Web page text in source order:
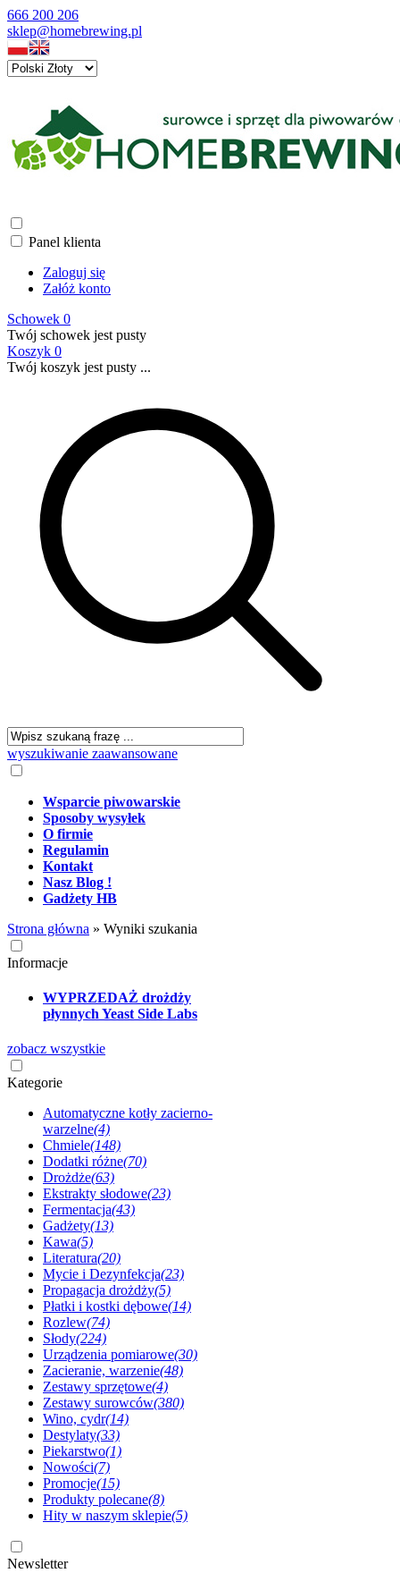
666 200 206
sklep@homebrewing.pl
Panel klienta
Zaloguj się
Załóż konto
Schowek 0
Twój schowek jest pusty
Koszyk 0
Twój koszyk jest pusty ...
wyszukiwanie zaawansowane
Wsparcie piwowarskie
Sposoby wysyłek
O firmie
Regulamin
Kontakt
Nasz Blog !
Gadżety HB
Strona główna » Wyniki szukania
Informacje
WYPRZEDAŻ drożdży
płynnych Yeast Side Labs
zobacz wszystkie
Kategorie
Automatyczne kotły zacierno-
warzelne(4)
Chmiele(148)
Dodatki różne(70)
Drożdże(63)
Ekstrakty słodowe(23)
Fermentacja(43)
Gadżety(13)
Kawa(5)
Literatura(20)
Mycie i Dezynfekcja(23)
Propagacja drożdży(5)
Płatki i kostki dębowe(14)
Rozlew(74)
Słody(224)
Urządzenia pomiarowe(30)
Zacieranie, warzenie(48)
Zestawy sprzętowe(4)
Zestawy surowców(380)
Wino, cydr(14)
Destylaty(33)
Piekarstwo(1)
Nowości(7)
Promocje(15)
Produkty polecane(8)
Hity w naszym sklepie(5)
Newsletter